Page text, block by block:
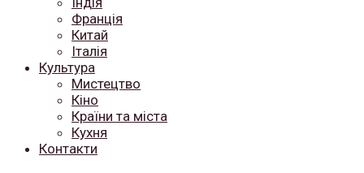
Франція
Китай
Італія
Культура
Мистецтво
Кіно
Країни та міста
Кухня
Контакти